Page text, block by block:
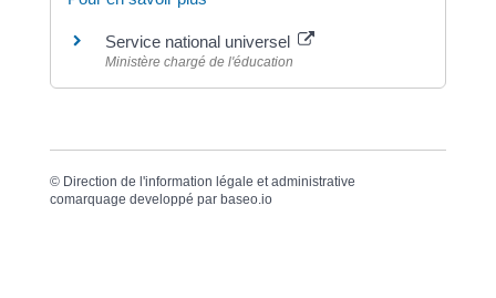
Service national universel
Ministère chargé de l'éducation
© Direction de l'information légale et administrative
comarquage developpé par baseo.io